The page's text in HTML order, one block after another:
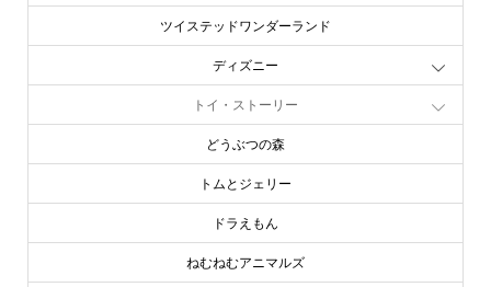
ツイステッドワンダーランド
ディズニー
トイ・ストーリー
どうぶつの森
トムとジェリー
ドラえもん
ねむねむアニマルズ